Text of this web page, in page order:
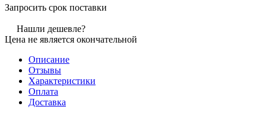
Запросить срок поставки
Нашли дешевле?
Цена не является окончательной
Описание
Отзывы
Характеристики
Оплата
Доставка